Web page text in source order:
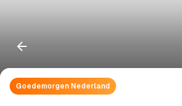
Goedemorgen Nederland